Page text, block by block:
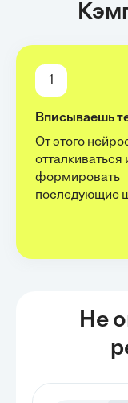
1
Вписываешь
От этого
отталкиваться
формировать
последующие
Не